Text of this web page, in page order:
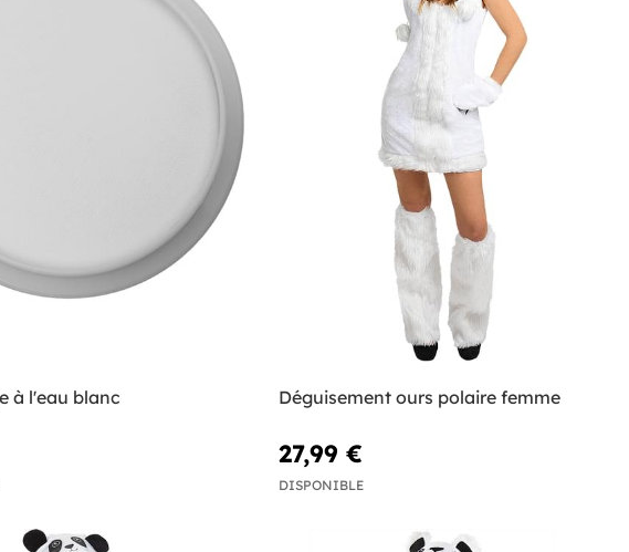
à l'eau blanc Déguisement ours polaire femme
27,99 €
DISPONIBLE